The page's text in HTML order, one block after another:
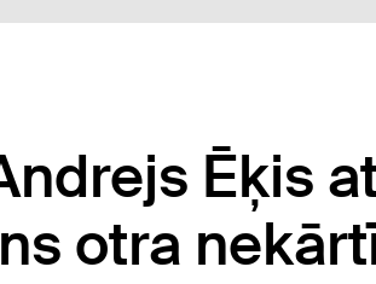
Ēķis
otra